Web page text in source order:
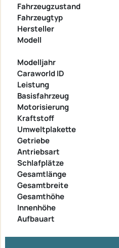
Fahrzeugzustand
Fahrzeugtyp
Hersteller
Modell
Modelljahr
Caraworld ID
Leistung
Basisfahrzeug
Motorisierung
Kraftstoff
Umweltplakette
Getriebe
Antriebsart
Schlafplätze
Gesamtlänge
Gesamtbreite
Gesamthöhe
Innenhöhe
Aufbauart